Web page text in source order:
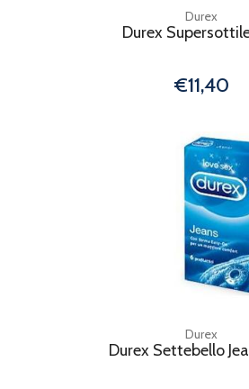
Durex
Durex
€11,40
Durex
Durex Settebello